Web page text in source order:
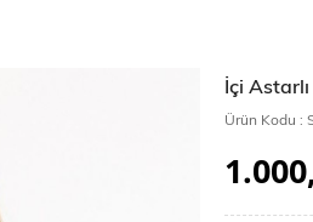
İçi
Ürün Kodu :